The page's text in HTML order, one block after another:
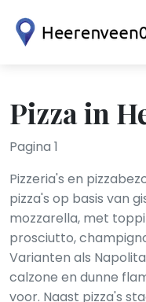
Pizza in
Pagina 1
Pizzeria's en
pizza's op basis van
mozzarella, met
prosciutto,
Varianten als
calzone en dunne
voor. Naast pizza's